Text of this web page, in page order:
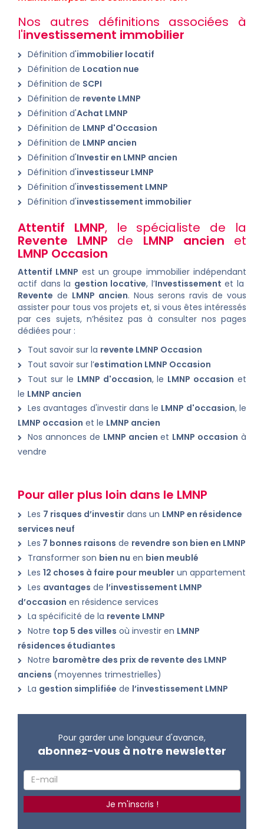
Nos autres définitions associées à
l'investissement immobilier
Définition d'immobilier locatif
Définition de Location nue
Définition de SCPI
Définition de revente LMNP
Définition d'Achat LMNP
Définition de LMNP d'Occasion
Définition de LMNP ancien
Définition d'Investir en LMNP ancien
Définition d'investisseur LMNP
Définition d'investissement LMNP
Définition d'investissement immobilier
Attentif LMNP, le spécialiste de la
Revente LMNP de LMNP ancien et
LMNP Occasion
Attentif LMNP est un groupe immobilier indépendant
actif dans la gestion locative, l’Investissement et la
Revente de LMNP ancien. Nous serons ravis de vous
assister pour tous vos projets et, si vous êtes intéressés
par ces sujets, n’hésitez pas à consulter nos pages
dédiées pour :
Tout savoir sur la revente LMNP Occasion
Tout savoir sur l’estimation LMNP Occasion
Tout sur le LMNP d'occasion, le LMNP occasion et
le LMNP ancien
Les avantages d'investir dans le LMNP d'occasion, le
LMNP occasion et le LMNP ancien
Nos annonces de LMNP ancien et LMNP occasion à
vendre
Pour aller plus loin dans le LMNP
Les 7 risques d’investir dans un LMNP en résidence
services neuf
Les 7 bonnes raisons de revendre son bien en LMNP
Transformer son bien nu en bien meublé
Les 12 choses à faire pour meubler un appartement
Les avantages de l’investissement LMNP
d’occasion en résidence services
La spécificité de la revente LMNP
Notre top 5 des villes où investir en LMNP
résidences étudiantes
Notre baromètre des prix de revente des LMNP
anciens (moyennes trimestrielles)
La gestion simplifiée de l’investissement LMNP
Pour garder une longueur d'avance,
abonnez-vous à notre newsletter